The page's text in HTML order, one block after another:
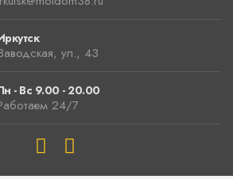
ул., 43
- Вс 9.00 - 20.00
24/7